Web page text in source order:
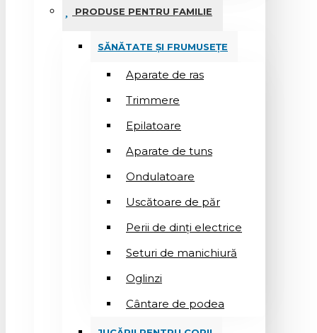
PRODUSE PENTRU FAMILIE
SĂNĂTATE ȘI FRUMUSEȚE
Aparate de ras
Trimmere
Epilatoare
Aparate de tuns
Ondulatoare
Uscătoare de păr
Perii de dinți electrice
Seturi de manichiură
Oglinzi
Cântare de podea